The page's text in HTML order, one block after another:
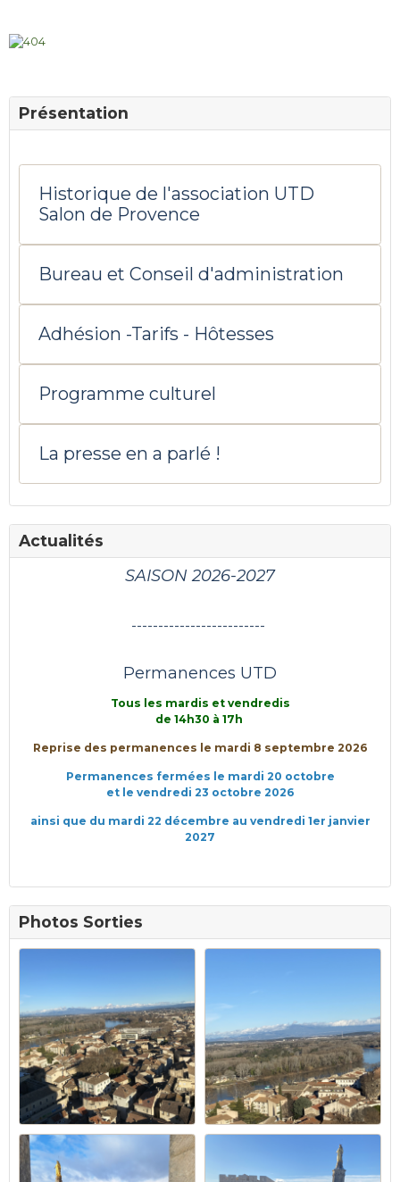
Présentation
Historique de l'association UTD
Salon de Provence
Bureau et Conseil d'administration
Adhésion -Tarifs - Hôtesses
Programme culturel
La presse en a parlé !
Actualités
SAISON 2026-2027
-------------------------
Permanences UTD
Tous les mardis et vendredis
de 14h30 à 17h
Reprise des permanences le mardi 8 septembre 2026
Permanences fermées le mardi 20 octobre
et le vendredi 23 octobre 2026
ainsi que du mardi 22 décembre au vendredi 1er janvier
2027
Photos Sorties